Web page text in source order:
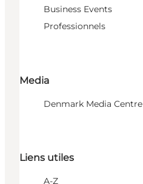
Business Events
Professionnels
Media
Denmark Media Centre
Liens utiles
A-Z